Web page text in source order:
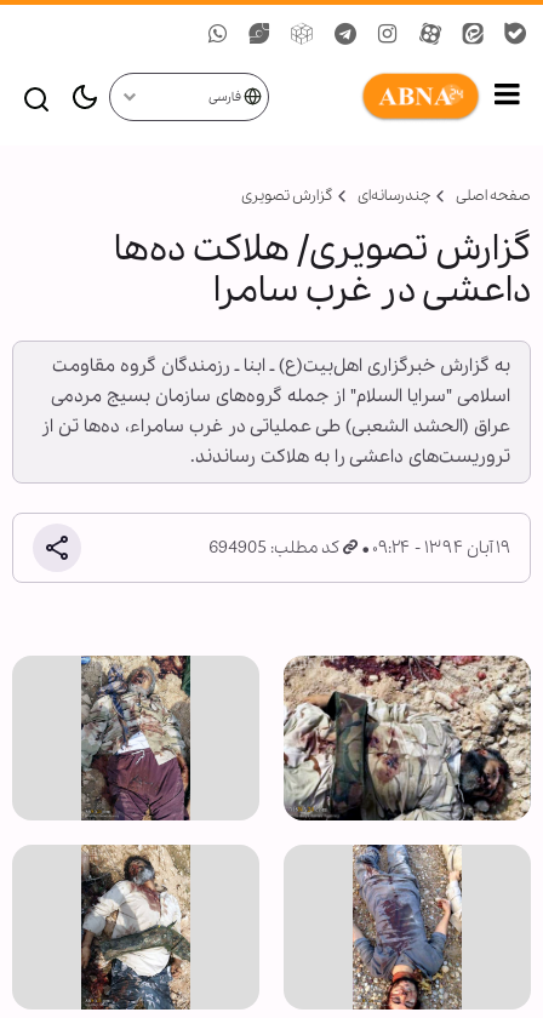
فارسی
صفحه اصلی چندرسانه‌ای گزارش تصويری
گزارش تصویری/ هلاکت ده‌ها
داعشی در غرب سامرا
به گزارش خبرگزاری اهل‌بیت(ع) ـ ابنا ـ رزمندگان گروه مقاومت
اسلامی "سرایا السلام" از جمله گروه‌های سازمان بسیج مردمی
عراق (الحشد الشعبی) طی عملیاتی در غرب سامراء، ده‌ها تن از
تروریست‌های داعشی را به هلاکت رساندند.
۱۹ آبان ۱۳۹۴ - ۰۹:۲۴ کد مطلب: 694905